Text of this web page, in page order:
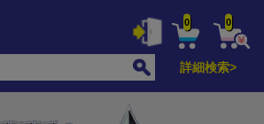
0 0
詳細検索>